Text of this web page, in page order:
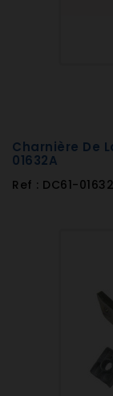
Charnière De
01632A
Ref : DC61-